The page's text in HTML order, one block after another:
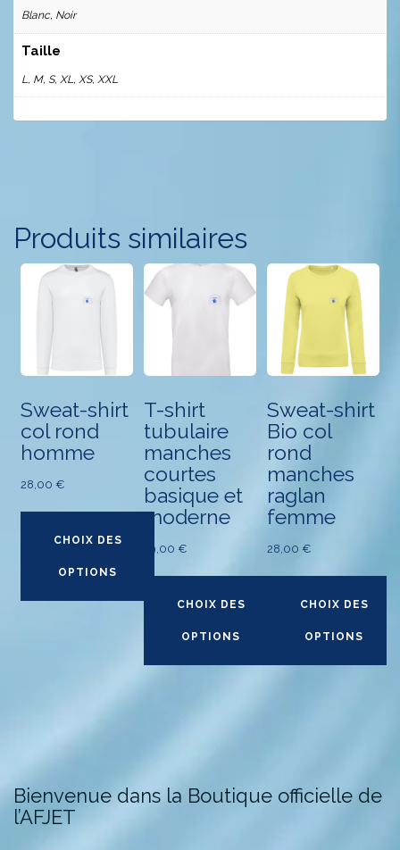
Blanc, Noir
Taille
L, M, S, XL, XS, XXL
Produits similaires
Sweat-shirt
col rond
homme
28,00 €
CHOIX DES
OPTIONS
être
choisies
T-shirt
tubulaire
manches
courtes
basique et
moderne
19,00 €
CHOIX DES
OPTIONS
Les
Sweat-shirt
Bio col
rond
manches
raglan
femme
28,00 €
CHOIX DES
OPTIONS
Les
Bienvenue dans la Boutique officielle de
l’AFJET